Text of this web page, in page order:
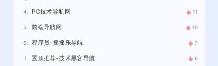
4. PC技术导航网 11
5. 前端导航网 10
6. 程序员-摇摇乐导航 7
7. 置顶推荐-技术黑客导航 6